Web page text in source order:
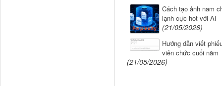
Cách tạo ảnh nam
lạnh cực hot với AI
(21/05/2026)
Hướng dẫn viết
viên chức cuối năm
(21/05/2026)